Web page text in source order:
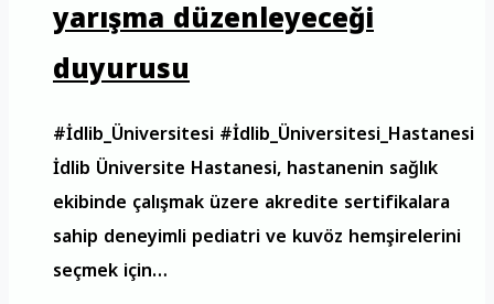
yarışma düzenleyeceği
duyurusu
#İdlib_Üniversitesi #İdlib_Üniversitesi_Hastanesi
İdlib Üniversite Hastanesi, hastanenin sağlık
ekibinde çalışmak üzere akredite sertifikalara
sahip deneyimli pediatri ve kuvöz hemşirelerini
seçmek için…